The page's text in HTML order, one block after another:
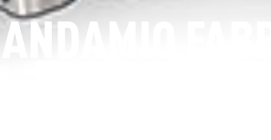
ANDAMIO
EN